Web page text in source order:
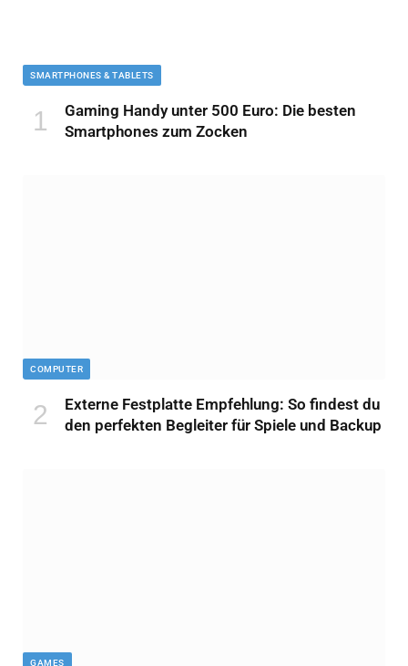
SMARTPHONES & TABLETS
Gaming Handy unter 500 Euro: Die besten
Smartphones zum Zocken
COMPUTER
Externe Festplatte Empfehlung: So findest du
den perfekten Begleiter für Spiele und Backup
GAMES